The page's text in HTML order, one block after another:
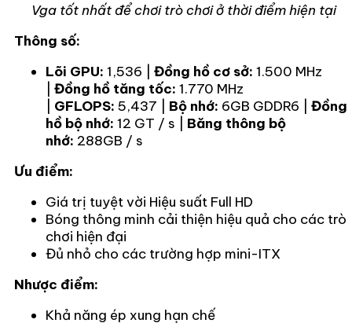
Vga tốt nhất để chơi trò chơi ở thời điểm hiện tại
Thông số:
Lõi GPU: 1,536 | Đồng hồ cơ sở: 1.500 MHz
Đồng hồ tăng tốc: 1.770 MHz
GFLOPS: 5,437 | Bộ nhớ: 6GB GDDR6 | Đồng
hồ bộ nhớ: 12 GT / s | Băng thông bộ
nhớ: 288GB / s
Ưu điểm:
Giá trị tuyệt vời Hiệu suất Full HD
Bóng thông minh cải thiện hiệu quả cho các trò
chơi hiện đại
Đủ nhỏ cho các trường hợp mini-ITX
Nhược điểm:
Khả năng ép xung hạn chế